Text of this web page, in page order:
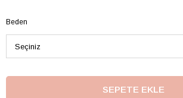
Beden